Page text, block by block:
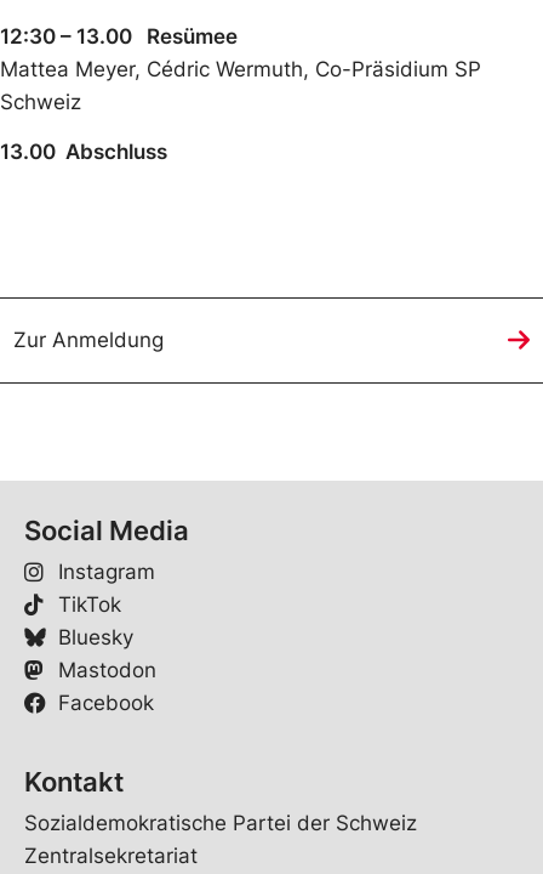
12:30 – 13.00 Resümee
Mattea Meyer, Cédric Wermuth, Co-Präsidium SP
Schweiz
13.00 Abschluss
Zur Anmeldung
Social Media
Instagram
TikTok
Bluesky
Mastodon
Facebook
Kontakt
Sozialdemokratische Partei der Schweiz
Zentralsekretariat